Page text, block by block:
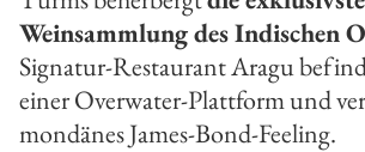
Weinsammlung des Indischen
Signatur-Restaurant Aragu
einer Overwater-Plattform und
mondänes James-Bond-Feeling.